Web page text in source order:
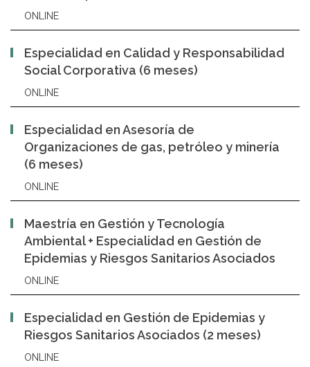
ONLINE
Especialidad en Calidad y Responsabilidad
Social Corporativa (6 meses)
ONLINE
Especialidad en Asesoría de
Organizaciones de gas, petróleo y minería
(6 meses)
ONLINE
Maestría en Gestión y Tecnología
Ambiental + Especialidad en Gestión de
Epidemias y Riesgos Sanitarios Asociados
ONLINE
Especialidad en Gestión de Epidemias y
Riesgos Sanitarios Asociados (2 meses)
ONLINE